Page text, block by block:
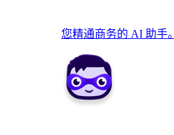
您精通商务的 AI 助手。